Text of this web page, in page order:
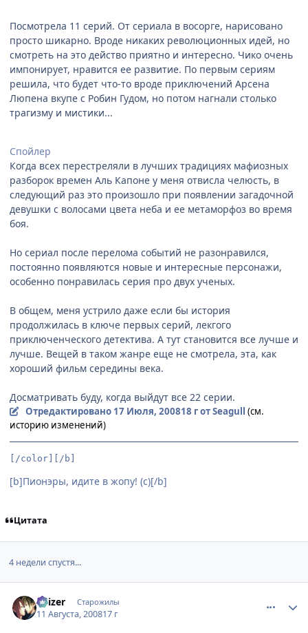
Посмотрела 11 серий. От сериала в восорге, нарисовано
просто шикарно. Вроде никаких революционных идей, но
смотреть на это действо приятно и интересно. Чико очень
импонирует, нравится ее развитие. По первым сериям
решила, что будет что-то вроде приключений Арсена
Люпена вкупе с Робин Гудом, но потом нагнали столько
трагизму и мистики...
Спойлер
Когда всех перестреляли в лучших традициях мафиозных
разборок времен Аль Капоне у меня отвисла челюсть, в
следующий раз это произошло при появлении загадочной
девушки с волосами цвета неба и ее метаморфоз во время
боя.
Но сериал после перелома событий не разонравился,
постоянно появляются новые и интересные персонажи,
особенно понравилась серия про двух ученых.
В общем, меня устрило даже если бы история
продолжилась в ключе первых серий, лекгого
приключенческого детектива. А тут становится все лучше и
лучше. Вещей в таком жанре еще не смотрела, эта, как
хороший фильм середины века.
Досматривать буду, когда выйдут все 22 серии.
Отредактировано 17 Июля, 200818 гот Seagull (см.
историю изменений)
[/color][/b]
[b]Пионэры, идите в жопу! (с)[/b]
Цитата
4 недели спустя...
Kaizer Старожилы
11 Августа, 200817 г